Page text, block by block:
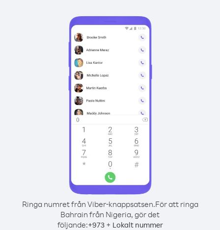
Ringa numret från Viber-knappsatsen.För att ringa
Bahrain från Nigeria, gör det
följande:+973+ Lokalt nummer